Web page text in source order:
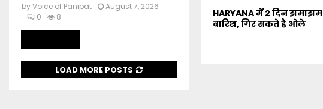
HARYANA में 2 दिन झमाझम
बारिश, गिर सकते है ओले
byVoice of Panipat
August 7, 2026
0
8
LOAD MORE POSTS